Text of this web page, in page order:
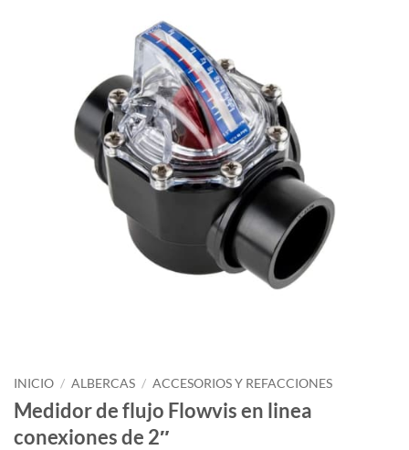
INICIO / ALBERCAS / ACCESORIOS Y REFACCIONES
Medidor de flujo Flowvis en linea
conexiones de 2″